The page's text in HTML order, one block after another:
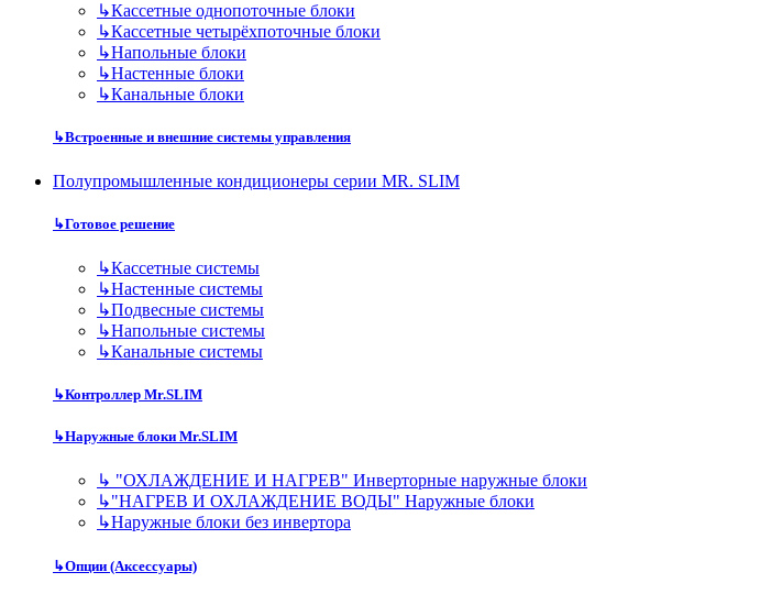
↳Кассетные однопоточные блоки
↳Кассетные четырёхпоточные блоки
↳Напольные блоки
↳Настенные блоки
↳Канальные блоки
↳Встроенные и внешние системы управления
Полупромышленные кондиционеры серии MR. SLIM
↳Готовое решение
↳Кассетные системы
↳Настенные системы
↳Подвесные системы
↳Напольные системы
↳Канальные системы
↳Контроллер Mr.SLIM
↳Наружные блоки Mr.SLIM
↳ "ОХЛАЖДЕНИЕ И НАГРЕВ" Инверторные наружные блоки
↳"НАГРЕВ И ОХЛАЖДЕНИЕ ВОДЫ" Наружные блоки
↳Наружные блоки без инвертора
↳Опции (Аксессуары)